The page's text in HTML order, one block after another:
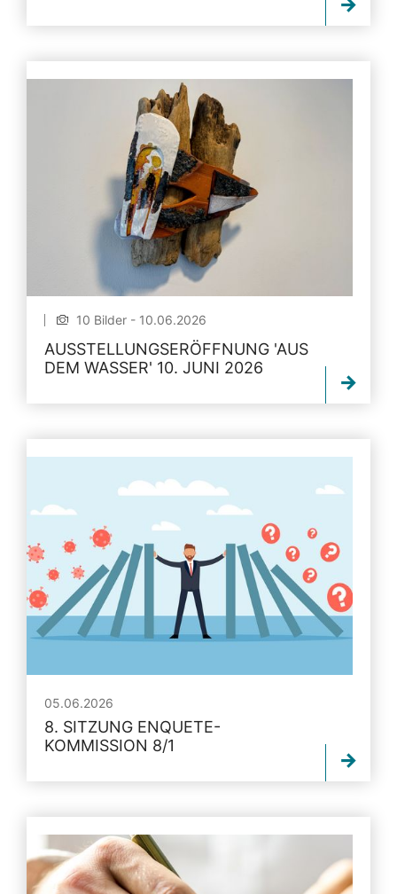
10 Bilder - 10.06.2026
AUSSTELLUNGSERÖFFNUNG 'AUS
DEM WASSER' 10. JUNI 2026
05.06.2026
8. SITZUNG ENQUETE-
KOMMISSION 8/1